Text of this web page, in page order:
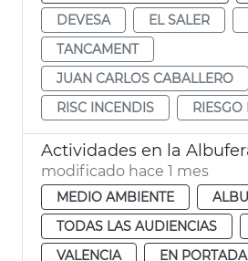
DEVESA
EL SALER
TANCAMENT
JUAN CARLOS CABALLERO
RISC INCENDIS
Actividades en la
modificado hace 1 mes
MEDIO AMBIENTE
TODAS LAS AUDIENCIAS
VALENCIA
EN PORTADA